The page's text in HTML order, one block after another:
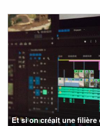
Et si on créait une